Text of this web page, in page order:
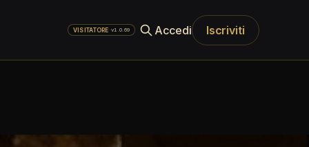
VISITATORE ·v1.0.69 Accedi Iscriviti